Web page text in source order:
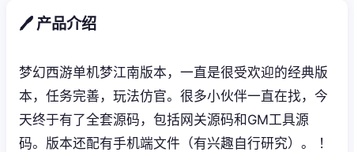
🖊️ 产品介绍
梦幻西游单机梦江南版本，一直是很受欢迎的经典版
本，任务完善，玩法仿官。很多小伙伴一直在找，今
天终于有了全套源码，包括网关源码和GM工具源
码。版本还配有手机端文件（有兴趣自行研究）。 ！